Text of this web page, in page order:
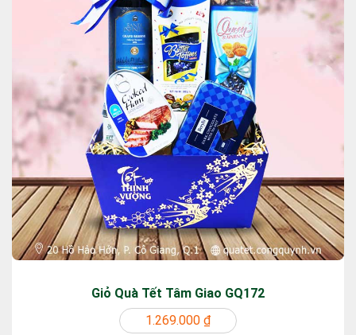
Giỏ Quà Tết Tâm Giao GQ172
1.269.000 ₫